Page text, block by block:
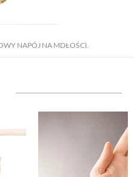
NAPÓJ NA MDŁOŚCI.